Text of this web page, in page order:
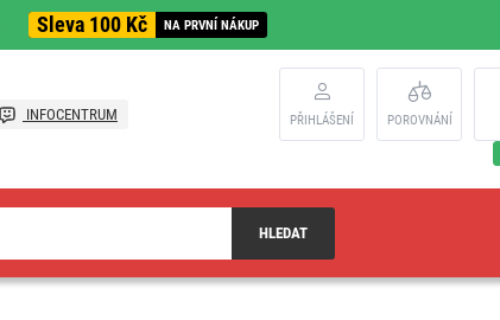
Sleva 100 Kč NA PRVNÍ NÁKUP
INFOCENTRUM PŘIHLÁŠENÍ POROVNÁNÍ
HLEDAT